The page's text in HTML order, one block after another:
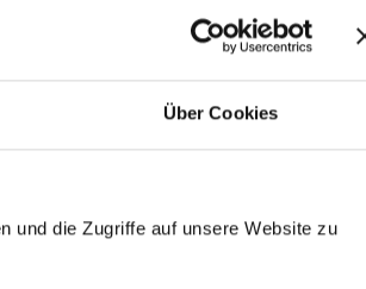
Über Cookies
und die Zugriffe auf unsere Website zu
Hier können Sie direkt über
Bei der Suche bitte die Groß- und
oder Kategorien